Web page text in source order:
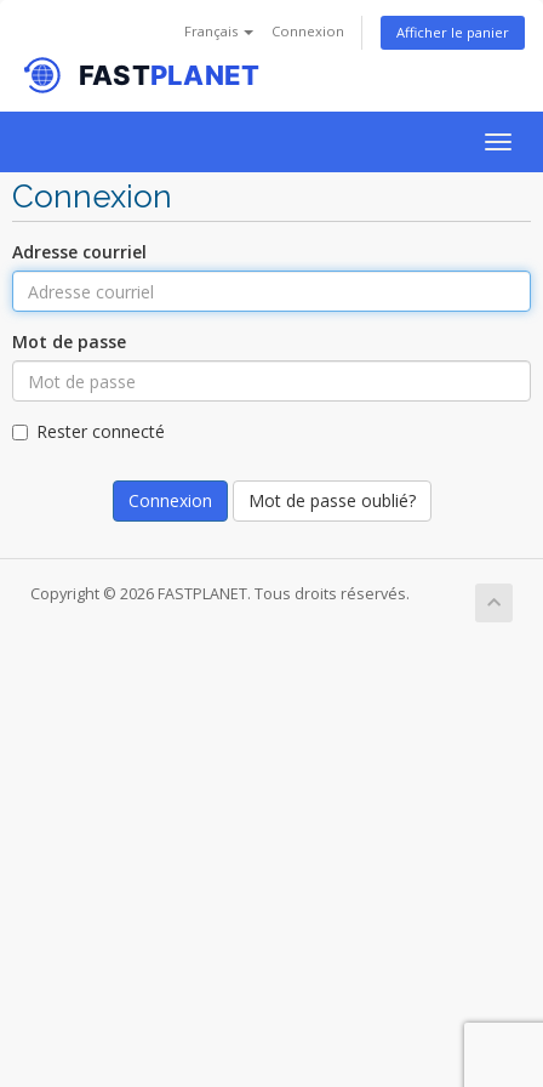
Français Connexion Afficher le panier
Connexion
Adresse courriel
Mot de passe
Rester connecté
Mot de passe oublié?
Copyright © 2026 FASTPLANET. Tous droits réservés.